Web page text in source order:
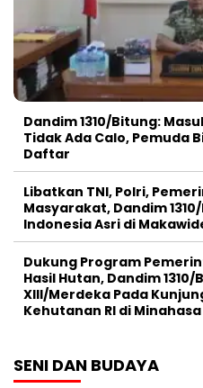
Dandim 1310/Bitung:
Tidak Ada Calo, Pemuda
Daftar
Libatkan TNI, Polri,
Masyarakat, Dandim
Indonesia Asri di
Dukung Program
Hasil Hutan, Dandim
XIII/Merdeka Pada
Kehutanan RI di
SENI DAN BUDAYA